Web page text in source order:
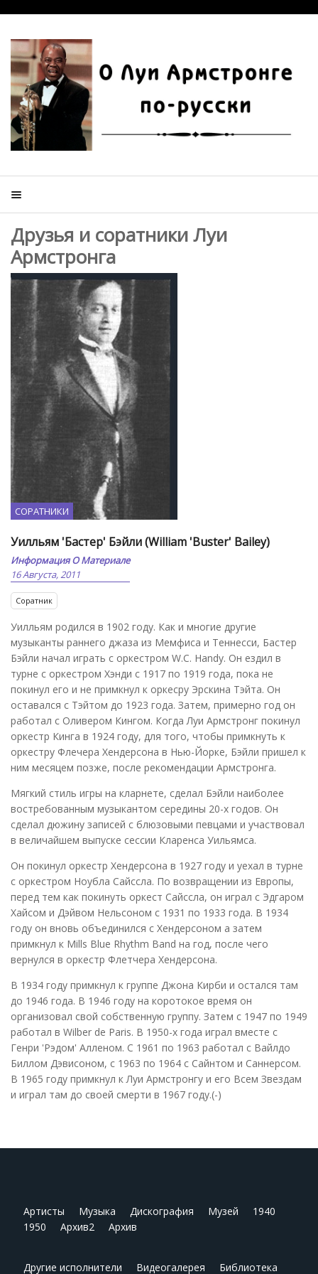
Друзья и соратники Луи
Армстронга
СОРАТНИКИ
Уилльям 'Бастер' Бэйли (William 'Buster' Bailey)
Информация О Материале
16 Августа, 2011
Соратник
Уилльям родился в 1902 году. Как и многие другие
музыканты раннего джаза из Мемфиса и Теннесси, Бастер
Бэйли начал играть с оркестром W.C. Handy. Он ездил в
турне с оркестром Хэнди с 1917 по 1919 года, пока не
покинул его и не примкнул к оркесру Эрскина Тэйта. Он
оставался с Тэйтом до 1923 года. Затем, примерно год он
работал с Оливером Кингом. Когда Луи Армстронг покинул
оркестр Кинга в 1924 году, для того, чтобы примкнуть к
оркестру Флечера Хендерсона в Нью-Йорке, Бэйли пришел к
ним месяцем позже, после рекомендации Армстронга.
Мягкий стиль игры на кларнете, сделал Бэйли наиболее
востребованным музыкантом середины 20-х годов. Он
сделал дюжину записей с блюзовыми певцами и участвовал
в величайшем выпуске сессии Кларенса Уильямса.
Он покинул оркестр Хендерсона в 1927 году и уехал в турне
с оркестром Ноубла Сайссла. По возвращении из Европы,
перед тем как покинуть оркест Сайссла, он играл с Эдгаром
Хайсом и Дэйвом Нельсоном с 1931 по 1933 года. В 1934
году он вновь объединился с Хендерсоном а затем
примкнул к Mills Blue Rhythm Band на год, после чего
вернулся в оркестр Флетчера Хендерсона.
В 1934 году примкнул к группе Джона Кирби и остался там
до 1946 года. В 1946 году на коротокое время он
организовал свой собственную группу. Затем с 1947 по 1949
работал в Wilber de Paris. В 1950-х года играл вместе с
Генри 'Рэдом' Алленом. С 1961 по 1963 работал с Вайлдо
Биллом Дэвисоном, с 1963 по 1964 с Сайнтом и Саннерсом.
В 1965 году примкнул к Луи Армстронгу и его Всем Звездам
и играл там до своей смерти в 1967 году.(-)
Артисты Музыка Дискография Музей
1940
1950
Архив2 Архив
Другие исполнители Видеогалерея Библиотека